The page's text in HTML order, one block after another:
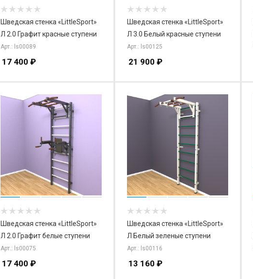
Шведская стенка «LittleSport»
Л 2.0 Графит красные ступени
Арт.: ls00089
17 400 ₽
Шведская стенка «LittleSport»
Л 3.0 Белый красные ступени
Арт.: ls00125
21 900 ₽
Шведская стенка «LittleSport»
Л 2.0 Графит белые ступени
Арт.: ls00075
17 400 ₽
Шведская стенка «LittleSport»
Л Белый зеленые ступени
Арт.: ls00116
13 160 ₽